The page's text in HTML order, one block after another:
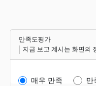
만족도평가
지금 보고 계시는 화면의
매우 만족 만